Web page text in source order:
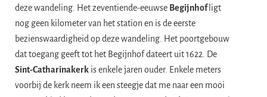
deze wandeling. Het zeventiende-eeuwse Begijnhof ligt
nog geen kilometer van het station en is de eerste
bezienswaardigheid op deze wandeling. Het poortgebouw
dat toegang geeft tot het Begijnhof dateert uit 1622. De
Sint-Catharinakerk is enkele jaren ouder. Enkele meters
voorbij de kerk neem ik een steegje dat me naar een mooi